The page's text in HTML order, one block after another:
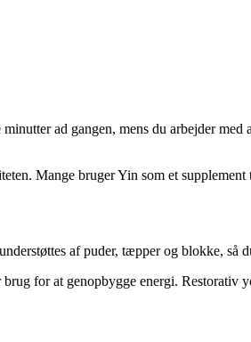
ad gangen, mens du arbejder
Mange bruger Yin som et
af puder, tæpper og blokke,
for at genopbygge energi. Restorativ